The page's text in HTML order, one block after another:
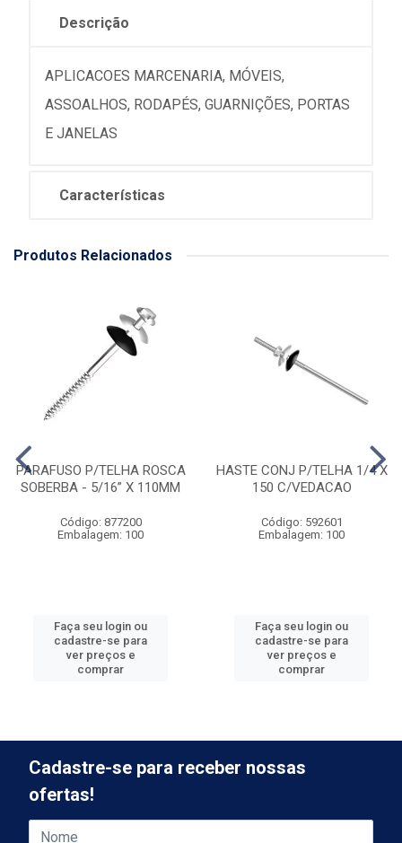
Descrição
APLICACOES MARCENARIA, MÓVEIS,
ASSOALHOS, RODAPÉS, GUARNIÇÕES, PORTAS
E JANELAS
Características
Produtos Relacionados
PARAFUSO P/TELHA ROSCA
SOBERBA - 5/16” X 110MM
Código: 877200
Embalagem: 100
Faça seu login ou
cadastre-se para
ver preços e
comprar
HASTE CONJ P/TELHA 1/4 X
150 C/VEDACAO
Código: 592601
Embalagem: 100
Faça seu login ou
cadastre-se para
ver preços e
comprar
Cadastre-se para receber nossas
ofertas!